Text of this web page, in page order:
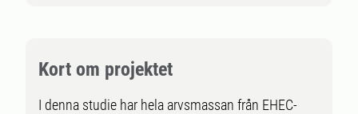
Kort om projektet
I denna studie har hela arvsmassan från EHEC-